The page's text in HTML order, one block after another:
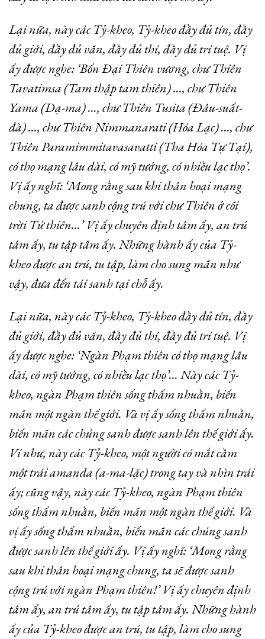
Lại nữa, này các Tỷ-kheo, Tỷ-kheo đầy đủ tín, đầy
đủ giới, đầy đủ văn, đầy đủ thí, đầy đủ trí tuệ. Vị
ấy được nghe: ‘Bốn Ðại Thiên vương, chư Thiên
Tavatimsa (Tam thập tam thiên) …, chư Thiên
Yama (Dạ-ma) …, chư Thiên Tusita (Ðâu-suất-
đà) …, chư Thiên Nimmanarati (Hóa Lạc) …, chư
Thiên Paramimmitavasavatti (Tha Hóa Tự Tại),
có thọ mạng lâu dài, có mỹ tướng, có nhiều lạc thọ’.
Vị ấy nghĩ: ‘Mong rằng sau khi thân hoại mạng
chung, ta được sanh cộng trú với chư Thiên ở cõi
trời Tứ thiên…’ Vị ấy chuyên định tâm ấy, an trú
tâm ấy, tu tập tâm ấy. Những hành ấy của Tỷ-
kheo được an trú, tu tập, làm cho sung mãn như
vậy, đưa đến tái sanh tại chỗ ấy.
Lại nữa, này các Tỷ-kheo, Tỷ-kheo đầy đủ tín, đầy
đủ giới, đầy đủ văn, đầy đủ thí, đầy đủ trí tuệ. Vị
ấy được nghe: ‘Ngàn Phạm thiên có thọ mạng lâu
dài, có mỹ tướng, có nhiều lạc thọ’… Này các Tỷ-
kheo, ngàn Phạm thiên sống thấm nhuần, biến
mãn một ngàn thế giới. Và vị ấy sống thấm nhuần,
biến mãn các chúng sanh được sanh lên thế giới ấy.
Ví như, này các Tỷ-kheo, một người có mắt cầm
một trái amanda (a-ma-lặc) trong tay và nhìn trái
ấy; cũng vậy, này các Tỷ-kheo, ngàn Phạm thiên
sống thấm nhuần, biến mãn một ngàn thế giới. Và
vị ấy sống thấm nhuần, biến mãn các chúng sanh
được sanh lên thế giới ấy. Vị ấy nghĩ: ‘Mong rằng
sau khi thân hoại mạng chung, ta sẽ được sanh
cộng trú với ngàn Phạm thiên!’ Vị ấy chuyên định
tâm ấy, an trú tâm ấy, tu tập tâm ấy. Những hành
ấy của Tỷ-kheo được an trú, tu tập, làm cho sung